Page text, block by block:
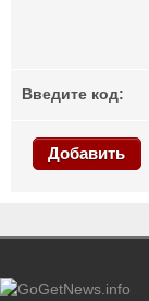
Введите код:
Добавить